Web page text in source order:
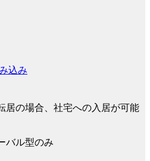
込み
居の場合、社宅への入居が可能
バル型のみ